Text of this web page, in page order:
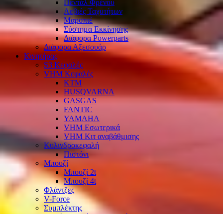
Πεντάλ Φρένου
Λεβιές Ταχυτήτων
Μαρσπιέ
Σύστημα Εκκίνησης
Διάφορα Powerparts
Διάφορα Αξεσουάρ
Κινητήρας
S3 Κεφαλές
VHM Κεφαλές
KTM
HUSQVARNA
GASGAS
FANTIC
YAMAHA
VHM Εσωτερικά
VHM Κιτ αναβάθμισης
Κυλινδροκεφαλή
Πιστόνι
Μπουζί
Μπουζί 2t
Μπουζί 4t
Φλάντζες
V-Force
Συμπλέκτης